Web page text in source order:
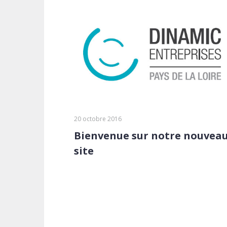
20 octobre 2016
Bienvenue sur notre nouveau
site